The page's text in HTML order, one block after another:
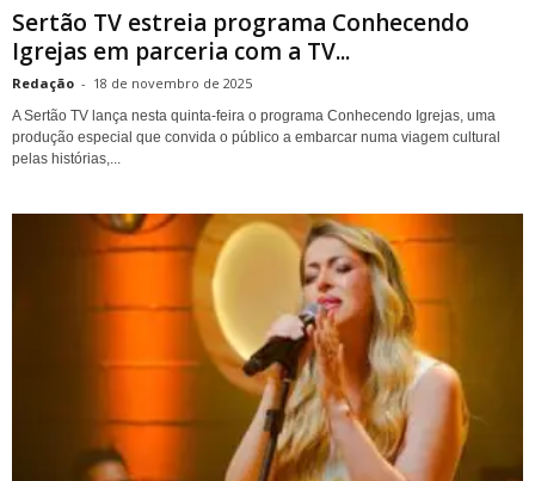
Sertão TV estreia programa Conhecendo
Igrejas em parceria com a TV...
Redação - 18 de novembro de 2025
A Sertão TV lança nesta quinta-feira o programa Conhecendo Igrejas, uma
produção especial que convida o público a embarcar numa viagem cultural
pelas histórias,...